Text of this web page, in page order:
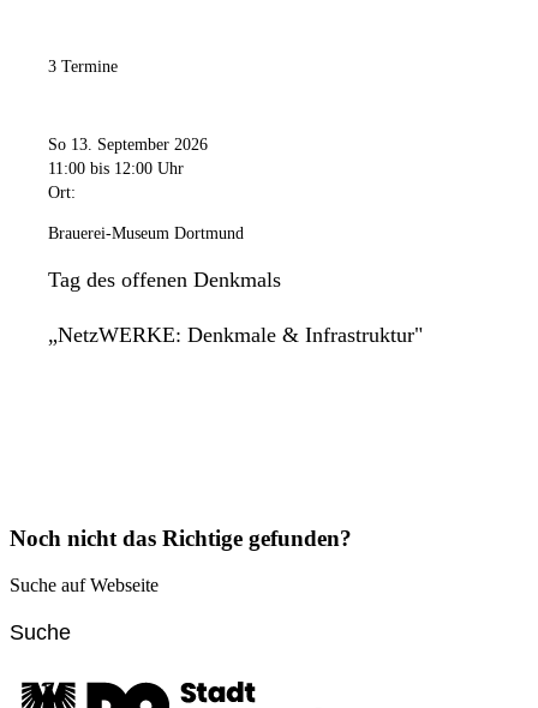
3 Termine
So 13. September 2026
11:00 bis 12:00 Uhr
Ort:
Brauerei-Museum Dortmund
Tag des offenen Denkmals
„NetzWERKE: Denkmale & Infrastruktur"
Noch nicht das Richtige gefunden?
Suche auf Webseite